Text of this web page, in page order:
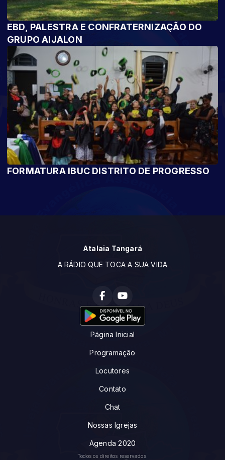
EBD, PALESTRA E CONFRATERNIZAÇÃO DO
GRUPO AIJALON
FORMATURA IBUC DISTRITO DE PROGRESSO
Atalaia Tangará
A RÁDIO QUE TOCA A SUA VIDA
Página Inicial
Programação
Locutores
Contato
Chat
Nossas Igrejas
Agenda 2020
Todos os direitos reservados.